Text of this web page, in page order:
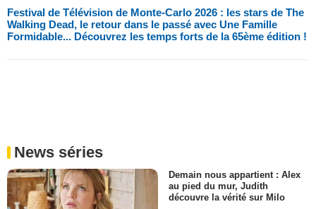
Festival de Télévision de Monte-Carlo 2026 : les stars de The
Walking Dead, le retour dans le passé avec Une Famille
Formidable... Découvrez les temps forts de la 65ème édition !
News séries
Demain nous appartient : Alex
au pied du mur, Judith
découvre la vérité sur Milo